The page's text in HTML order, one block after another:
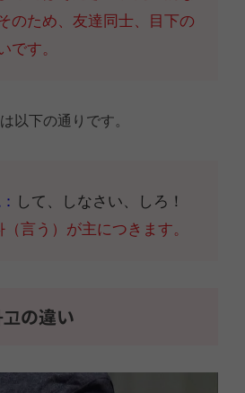
のため、友達同士、目下の
です。
以下の通りです。
： して、しなさい、しろ！
言う）が主につきます。
の違い